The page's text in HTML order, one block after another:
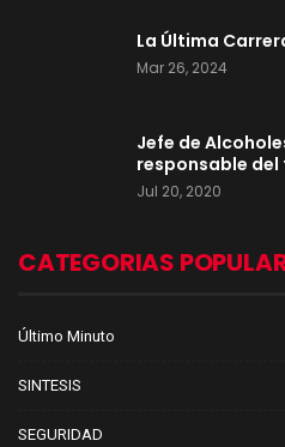
La Última
Mar 26, 2024
Jefe de
responsable
Jul 20, 2020
CATEGORIAS
Último Minuto
SINTESIS
SEGURIDAD